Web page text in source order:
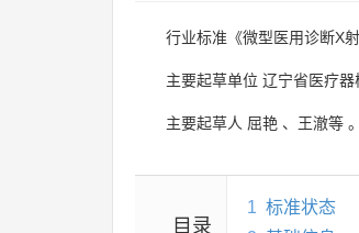
行业标准《微型医用诊断X
主要起草单位 辽宁省医疗
主要起草人 屈艳 、 王澈等 。
目录
1 标准状态